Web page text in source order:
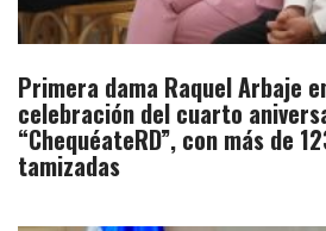
Primera dama Raquel Arbaje
celebración del cuarto
“ChequéateRD”, con más de
tamizadas